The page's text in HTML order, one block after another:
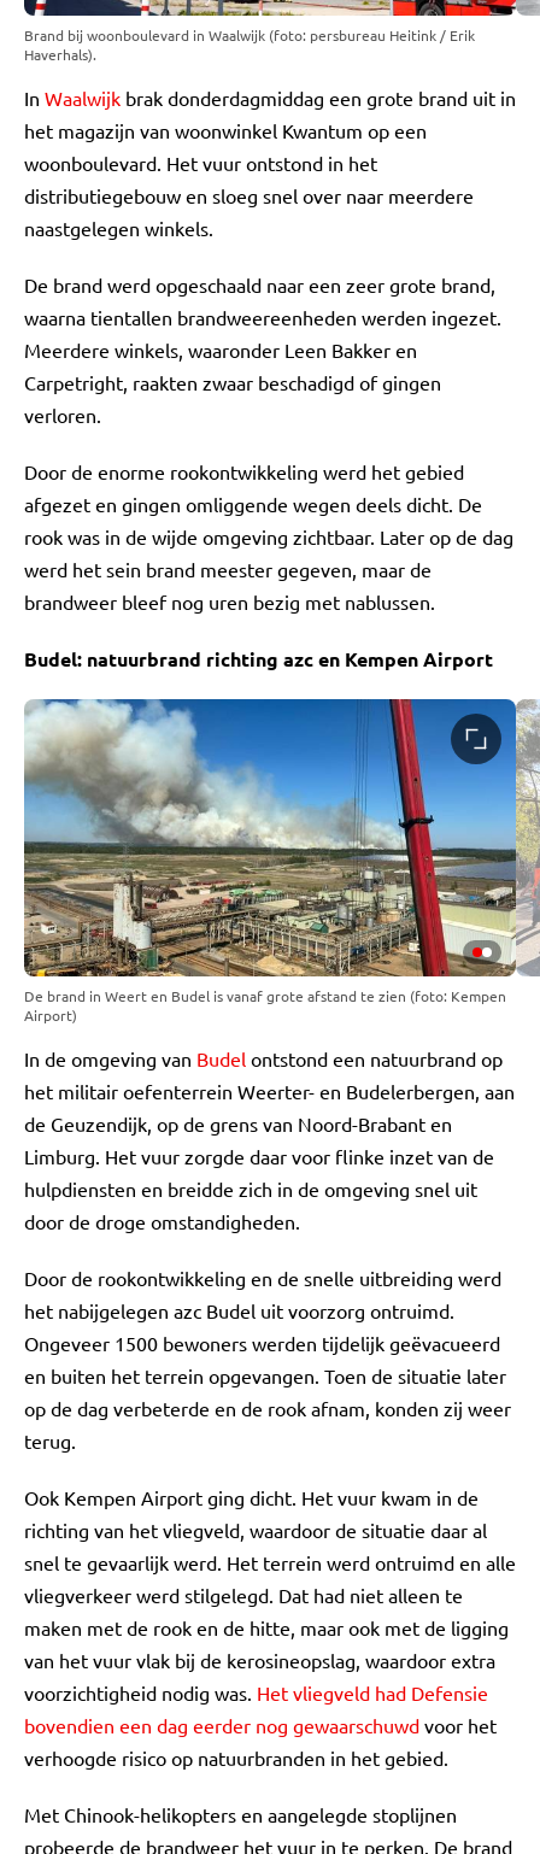
Brand bij woonboulevard in Waalwijk (foto: persbureau Heitink / Erik
Haverhals).
In Waalwijk brak donderdagmiddag een grote brand uit in
het magazijn van woonwinkel Kwantum op een
woonboulevard. Het vuur ontstond in het
distributiegebouw en sloeg snel over naar meerdere
naastgelegen winkels.
De brand werd opgeschaald naar een zeer grote brand,
waarna tientallen brandweereenheden werden ingezet.
Meerdere winkels, waaronder Leen Bakker en
Carpetright, raakten zwaar beschadigd of gingen
verloren.
Door de enorme rookontwikkeling werd het gebied
afgezet en gingen omliggende wegen deels dicht. De
rook was in de wijde omgeving zichtbaar. Later op de dag
werd het sein brand meester gegeven, maar de
brandweer bleef nog uren bezig met nablussen.
Budel: natuurbrand richting azc en Kempen Airport
De brand in Weert en Budel is vanaf grote afstand te zien (foto: Kempen
Airport)
In de omgeving van Budel ontstond een natuurbrand op
het militair oefenterrein Weerter- en Budelerbergen, aan
de Geuzendijk, op de grens van Noord-Brabant en
Limburg. Het vuur zorgde daar voor flinke inzet van de
hulpdiensten en breidde zich in de omgeving snel uit
door de droge omstandigheden.
Door de rookontwikkeling en de snelle uitbreiding werd
het nabijgelegen azc Budel uit voorzorg ontruimd.
Ongeveer 1500 bewoners werden tijdelijk geëvacueerd
en buiten het terrein opgevangen. Toen de situatie later
op de dag verbeterde en de rook afnam, konden zij weer
terug.
Ook Kempen Airport ging dicht. Het vuur kwam in de
richting van het vliegveld, waardoor de situatie daar al
snel te gevaarlijk werd. Het terrein werd ontruimd en alle
vliegverkeer werd stilgelegd. Dat had niet alleen te
maken met de rook en de hitte, maar ook met de ligging
van het vuur vlak bij de kerosineopslag, waardoor extra
voorzichtigheid nodig was. Het vliegveld had Defensie
bovendien een dag eerder nog gewaarschuwd voor het
verhoogde risico op natuurbranden in het gebied.
Met Chinook-helikopters en aangelegde stoplijnen
probeerde de brandweer het vuur in te perken. De brand